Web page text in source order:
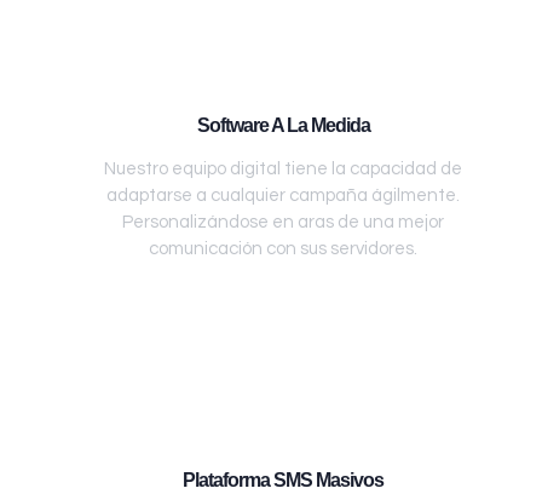
Software A La Medida
Nuestro equipo digital tiene la capacidad de
adaptarse a cualquier campaña ágilmente.
Personalizándose en aras de una mejor
comunicación con sus servidores.
Plataforma SMS Masivos